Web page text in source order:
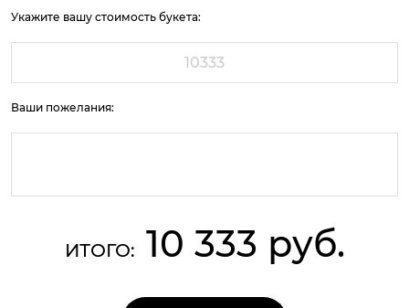
Укажите вашу стоимость букета:
Ваши пожелания:
ИТОГО: 10 333 руб.